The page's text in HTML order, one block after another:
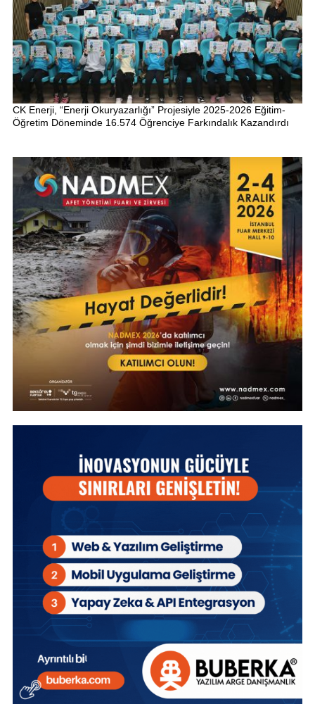
CK Enerji, “Enerji Okuryazarlığı” Projesiyle 2025-2026 Eğitim-
Öğretim Döneminde 16.574 Öğrenciye Farkındalık Kazandırdı